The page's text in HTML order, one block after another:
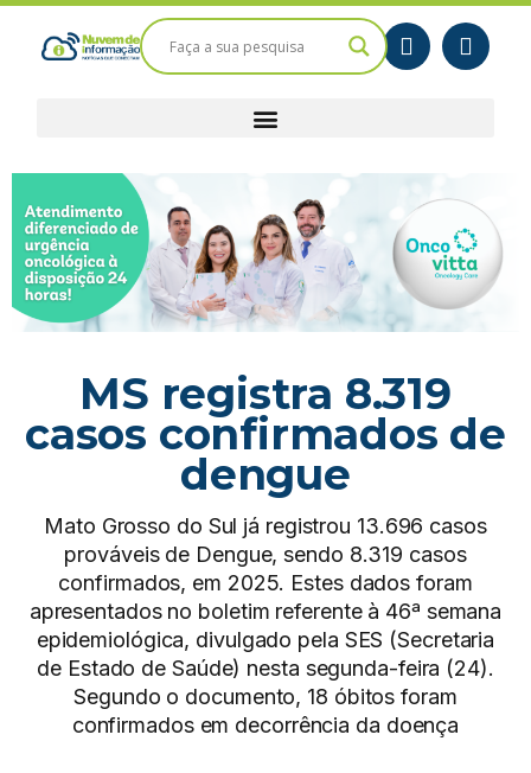
MS registra 8.319
casos confirmados de
dengue
Mato Grosso do Sul já registrou 13.696 casos
prováveis de Dengue, sendo 8.319 casos
confirmados, em 2025. Estes dados foram
apresentados no boletim referente à 46ª semana
epidemiológica, divulgado pela SES (Secretaria
de Estado de Saúde) nesta segunda-feira (24).
Segundo o documento, 18 óbitos foram
confirmados em decorrência da doença